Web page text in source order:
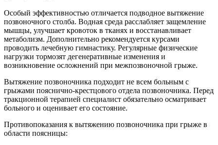
Особый эффективностью отличается подводное вытяжение
позвоночного столба. Водная среда расслабляет защемление
мышцы, улучшает кровоток в тканях и восстанавливает
метаболизм. Дополнительно рекомендуется курсами
проводить лечебную гимнастику. Регулярные физические
нагрузки тормозят дегенеративные изменения и
возникновение осложнений при межпозвоночной грыже.
Вытяжение позвоночника подходит не всем больным с
грыжами пояснично-крестцового отдела позвоночника. Перед
тракционной терапией специалист обязательно осматривает
больного и оценивает его состояние.
Противопоказания к вытяжению позвоночника при грыже в
области поясницы: